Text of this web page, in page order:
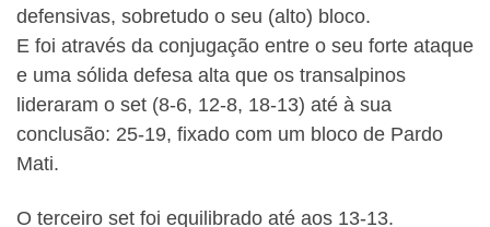
defensivas, sobretudo o seu (alto) bloco.
E foi através da conjugação entre o seu forte ataque
e uma sólida defesa alta que os transalpinos
lideraram o set (8-6, 12-8, 18-13) até à sua
conclusão: 25-19, fixado com um bloco de Pardo
Mati.
O terceiro set foi equilibrado até aos 13-13.